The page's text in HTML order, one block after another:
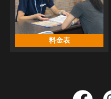
料金表